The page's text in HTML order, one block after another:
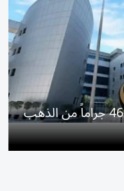
جمارك دبـي تحبط محاولة تهريب 460 جراماً من الذهب